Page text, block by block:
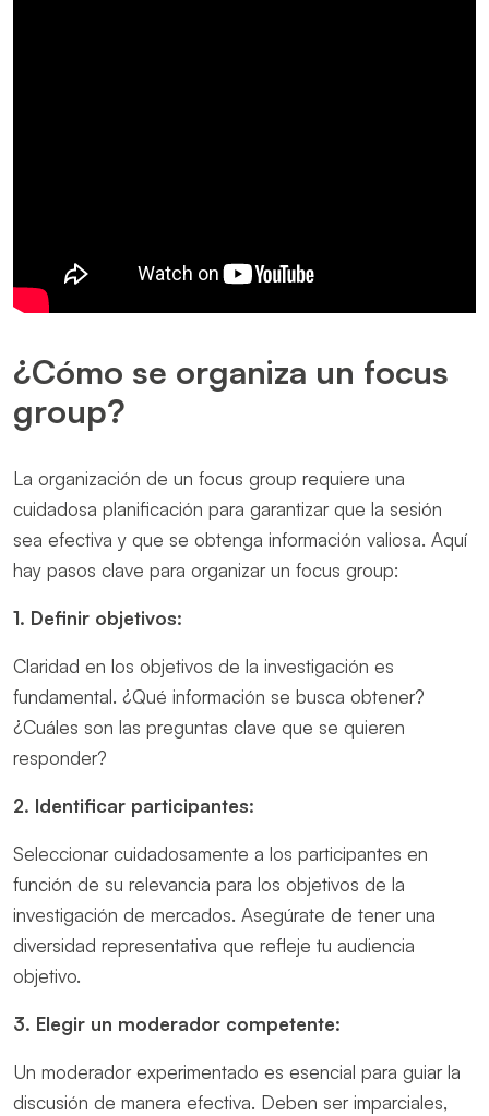
¿Cómo se organiza un focus
group?
La organización de un focus group requiere una
cuidadosa planificación para garantizar que la sesión
sea efectiva y que se obtenga información valiosa. Aquí
hay pasos clave para organizar un focus group:
1. Definir objetivos:
Claridad en los objetivos de la investigación es
fundamental. ¿Qué información se busca obtener?
¿Cuáles son las preguntas clave que se quieren
responder?
2. Identificar participantes:
Seleccionar cuidadosamente a los participantes en
función de su relevancia para los objetivos de la
investigación de mercados. Asegúrate de tener una
diversidad representativa que refleje tu audiencia
objetivo.
3. Elegir un moderador competente:
Un moderador experimentado es esencial para guiar la
discusión de manera efectiva. Deben ser imparciales,